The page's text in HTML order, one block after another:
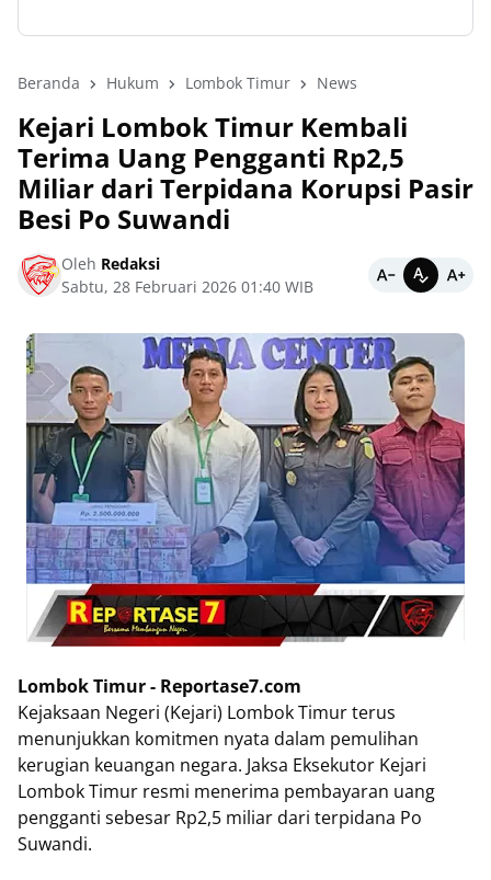
Beranda Hukum Lombok Timur News
Kejari Lombok Timur Kembali
Terima Uang Pengganti Rp2,5
Miliar dari Terpidana Korupsi Pasir
Besi Po Suwandi
Oleh Redaksi
Sabtu, 28 Februari 2026 01:40 WIB
Lombok Timur - Reportase7.com
Kejaksaan Negeri (Kejari) Lombok Timur terus
menunjukkan komitmen nyata dalam pemulihan
kerugian keuangan negara. Jaksa Eksekutor Kejari
Lombok Timur resmi menerima pembayaran uang
pengganti sebesar Rp2,5 miliar dari terpidana Po
Suwandi.